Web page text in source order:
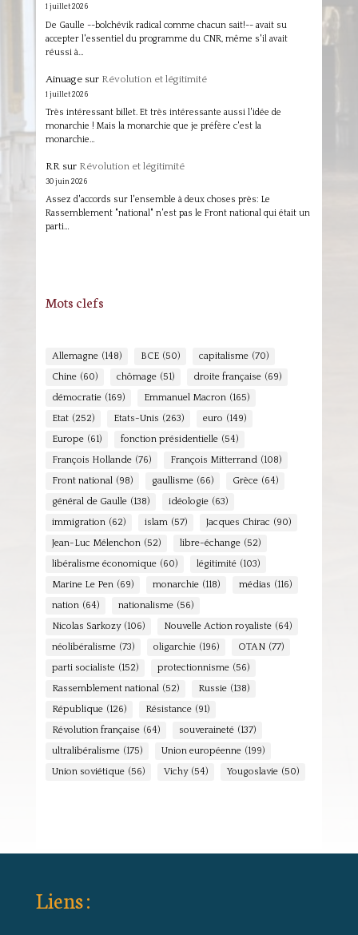
1 juillet 2026
De Gaulle --bolchévik radical comme chacun sait!-- avait su
accepter l'essentiel du programme du CNR, même s'il avait
réussi à…
Ainuagesur Révolution et légitimité
1 juillet 2026
Très intéressant billet. Et très intéressante aussi l'idée de
monarchie ! Mais la monarchie que je préfère c'est la
monarchie…
RR sur Révolution et légitimité
30 juin 2026
Assez d'accords sur l'ensemble à deux choses près: Le
Rassemblement "national" n'est pas le Front national qui était un
parti…
Mots clefs
Allemagne (148) BCE (50) capitalisme (70)
Chine (60) chômage (51) droite française (69)
démocratie (169) Emmanuel Macron (165)
Etat (252) Etats-Unis (263) euro (149)
Europe (61) fonction présidentielle (54)
François Hollande (76) François Mitterrand (108)
Front national (98) gaullisme (66) Grèce (64)
général de Gaulle (138) idéologie (63)
immigration (62) islam (57) Jacques Chirac (90)
Jean-Luc Mélenchon (52) libre-échange (52)
libéralisme économique (60) légitimité (103)
Marine Le Pen (69) monarchie (118) médias (116)
nation (64) nationalisme (56)
Nicolas Sarkozy (106) Nouvelle Action royaliste (64)
néolibéralisme (73) oligarchie (196) OTAN (77)
parti socialiste (152) protectionnisme (56)
Rassemblement national (52) Russie (138)
République (126) Résistance (91)
Révolution française (64) souveraineté (137)
ultralibéralisme (175) Union européenne (199)
Union soviétique (56) Vichy (54) Yougoslavie (50)
Liens :